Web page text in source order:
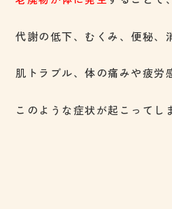
代謝の低下、むくみ、便秘、
肌トラブル、体の痛みや疲労
このような症状が起こってし